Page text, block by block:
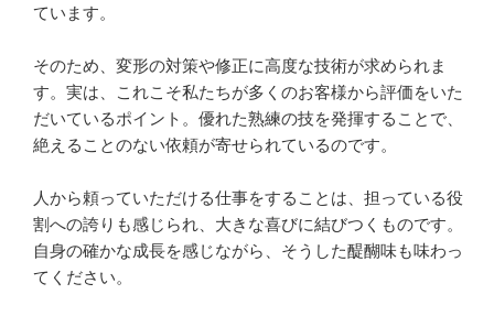
ています。
そのため、変形の対策や修正に高度な技術が求められま
す。実は、これこそ私たちが多くのお客様から評価をいた
だいているポイント。優れた熟練の技を発揮することで、
絶えることのない依頼が寄せられているのです。
人から頼っていただける仕事をすることは、担っている役
割への誇りも感じられ、大きな喜びに結びつくものです。
自身の確かな成長を感じながら、そうした醍醐味も味わっ
てください。